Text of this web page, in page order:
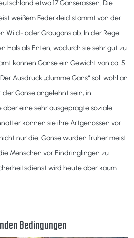
etwa 17 Gänserassen. Die
weißem Federkleid stammt von der
Wild- oder Graugans ab. In der Regel
Hals als Enten, wodurch sie sehr gut zu
können Gänse ein Gewicht von ca. 5
Ausdruck „dumme Gans“ soll wohl an
Gänse angelehnt sein, in
aber eine sehr ausgeprägte soziale
können sie ihre Artgenossen vor
nur die: Gänse wurden früher meist
Menschen vor Eindringlingen zu
wird heute aber kaum
Bedingungen